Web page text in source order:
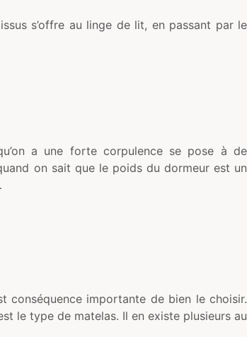
s’offre au linge de lit, en passant par le
a une forte corpulence se pose à de
on sait que le poids du dormeur est un
conséquence importante de bien le choisir.
le type de matelas. Il en existe plusieurs au